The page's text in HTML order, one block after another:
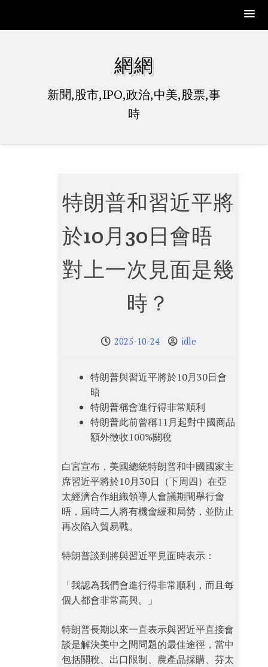
網網
新聞,股市,IPO,政治,中美,股票,事
時
特朗普和習近平將
於10月30日會晤
對上一次見面是幾
時？
2025-10-24 idle
特朗普與習近平將於10月30日會
晤
特朗普稱會進行得非常順利
特朗普此前曾稱11月起對中國商品
額外徵收100%關稅
白宮宣布，美國總統特朗普和中國國家主
席習近平將於10月30日（下周四）在亞
太經濟合作組織領導人會議期間舉行會
晤，屆時二人將有機會緩和局勢，並防止
再次陷入貿易戰。
特朗普談到將與習近平見面時表示：
「我認為我們會進行得非常順利，而且每
個人都會非常高興。」
特朗普長期以來一直表示與習近平直接會
談是解決美中之間問題的最佳途徑，當中
包括關稅、出口限制、農產品採購、芬太